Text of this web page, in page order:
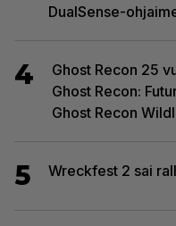
DualSense-
4
Ghost Recon 25
Ghost Recon:
Ghost Recon
5 Wreckfest 2 sai